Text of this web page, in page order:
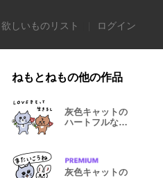
欲しいものリスト ログイン
ねもとねもの他の作品
灰色キャットの
ハートフルな
灰色キャットの